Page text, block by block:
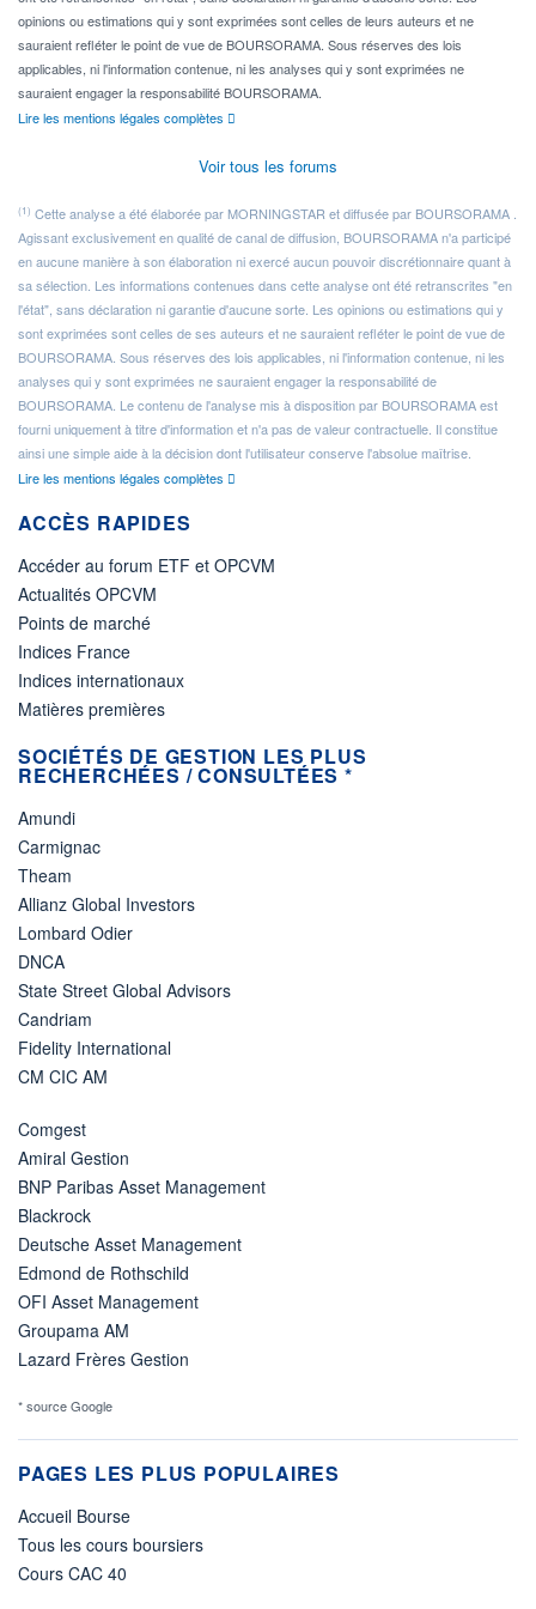
opinions ou estimations qui y sont exprimées sont celles de leurs auteurs et ne
sauraient refléter le point de vue de BOURSORAMA. Sous réserves des lois
applicables, ni l'information contenue, ni les analyses qui y sont exprimées ne
sauraient engager la responsabilité BOURSORAMA.
Lire les mentions légales complètes
Voir tous les forums
(1) Cette analyse a été élaborée par MORNINGSTAR et diffusée par BOURSORAMA .
Agissant exclusivement en qualité de canal de diffusion, BOURSORAMA n'a participé
en aucune manière à son élaboration ni exercé aucun pouvoir discrétionnaire quant à
sa sélection. Les informations contenues dans cette analyse ont été retranscrites "en
l'état", sans déclaration ni garantie d'aucune sorte. Les opinions ou estimations qui y
sont exprimées sont celles de ses auteurs et ne sauraient refléter le point de vue de
BOURSORAMA. Sous réserves des lois applicables, ni l'information contenue, ni les
analyses qui y sont exprimées ne sauraient engager la responsabilité de
BOURSORAMA. Le contenu de l'analyse mis à disposition par BOURSORAMA est
fourni uniquement à titre d'information et n'a pas de valeur contractuelle. Il constitue
ainsi une simple aide à la décision dont l'utilisateur conserve l'absolue maîtrise.
Lire les mentions légales complètes
ACCÈS RAPIDES
Accéder au forum ETF et OPCVM
Actualités OPCVM
Points de marché
Indices France
Indices internationaux
Matières premières
SOCIÉTÉS DE GESTION LES PLUS
RECHERCHÉES / CONSULTÉES *
Amundi
Carmignac
Theam
Allianz Global Investors
Lombard Odier
DNCA
State Street Global Advisors
Candriam
Fidelity International
CM CIC AM
Comgest
Amiral Gestion
BNP Paribas Asset Management
Blackrock
Deutsche Asset Management
Edmond de Rothschild
OFI Asset Management
Groupama AM
Lazard Frères Gestion
* source Google
PAGES LES PLUS POPULAIRES
Accueil Bourse
Tous les cours boursiers
Cours CAC 40